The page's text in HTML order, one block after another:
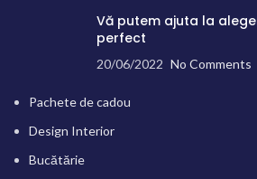
Vă putem ajuta la
perfect
20/06/2022 No Comments
Pachete de cadou
Design Interior
Bucătărie